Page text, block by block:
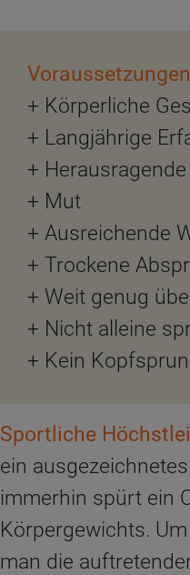
+ Körperliche
+ Langjährige
+
+ Mut
+ Ausreichende
+ Trockene
+ Weit genug
+ Nicht alleine
+ Kein
Sportliche
ein
immerhin spürt ein
Körpergewichts.
man die